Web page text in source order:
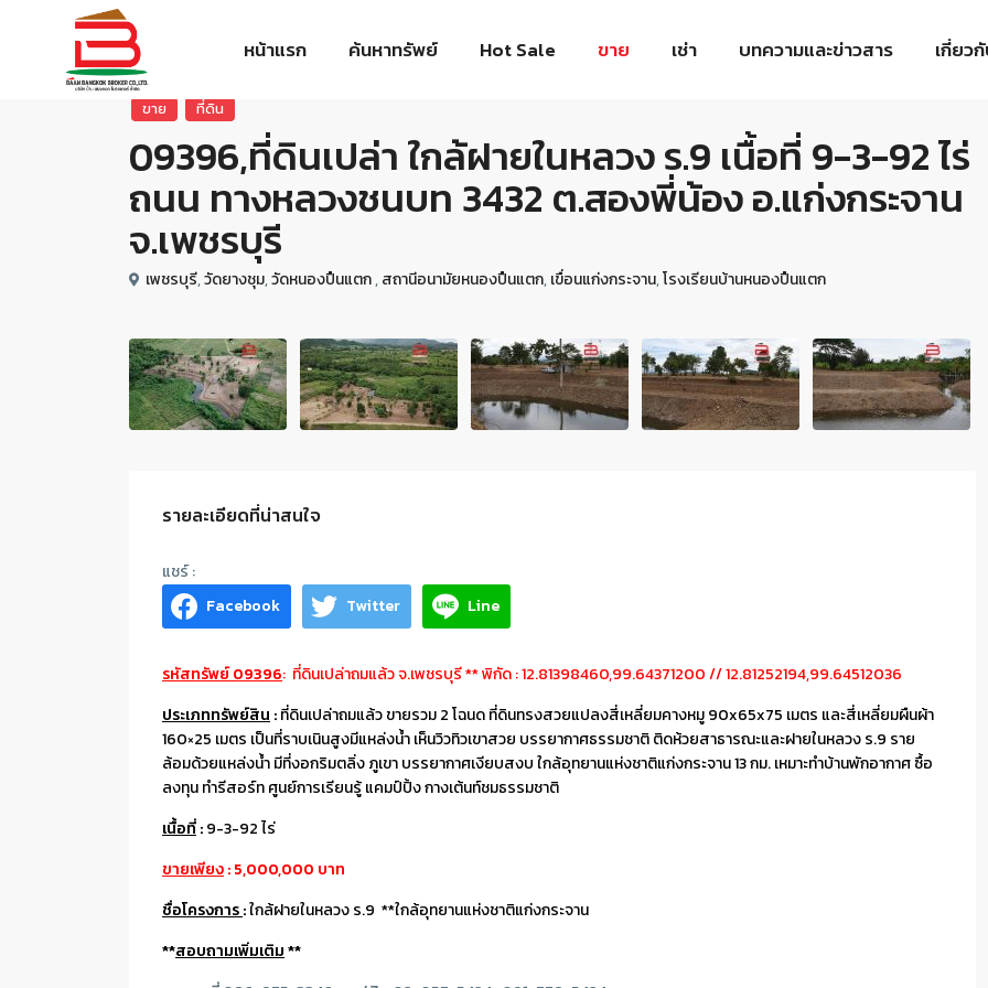
หน้าแรก ค้นหาทรัพย์ Hot Sale ขาย เช่า บทความและข่าวสาร เกี่ยว
ขาย ที่ดิน
09396,ที่ดินเปล่า ใกล้ฝายในหลวง ร.9 เนื้อที่ 9-3-92 ไร่
ถนน ทางหลวงชนบท 3432 ต.สองพี่น้อง อ.แก่งกระจาน
จ.เพชรบุรี
เพชรบุรี,วัดยางชุม,วัดหนองปืนแตก,สถานีอนามัยหนองปืนแตก,เขื่อนแก่งกระจาน,โรงเรียนบ้านหนองปืนแตก
รายละเอียดที่น่าสนใจ
Facebook Twitter Line
รหัสทรัพย์ 09396: ที่ดินเปล่าถมแล้ว จ.เพชรบุรี ** พิกัด : 12.81398460,99.64371200 // 12.81252194,99.64512036
ประเภททรัพย์สิน :ที่ดินเปล่าถมแล้ว ขายรวม 2 โฉนด ที่ดินทรงสวยแปลงสี่เหลี่ยมคางหมู 90x65x75 เมตร และสี่เหลี่ยมผืนผ้า
160×25 เมตร เป็นที่ราบเนินสูงมีแหล่งน้ำ เห็นวิวทิวเขาสวย บรรยากาศธรรมชาติ ติดห้วยสาธารณะและฝายในหลวง ร.9 ราย
ล้อมด้วยแหล่งน้ำ มีที่งอกริมตลิ่ง ภูเขา บรรยากาศเงียบสงบ ใกล้อุทยานแห่งชาติแก่งกระจาน 13 กม. เหมาะทำบ้านพักอากาศ ซื้อ
ลงทุน ทำรีสอร์ท ศูนย์การเรียนรู้ แคมป์ปิ้ง กางเต้นท์ชมธรรมชาติ
เนื้อที่:9-3-92 ไร่
ขายเพียง: 5,000,000 บาท
ชื่อโครงการ:ใกล้ฝายในหลวง ร.9 **ใกล้อุทยานแห่งชาติแก่งกระจาน
**สอบถามเพิ่มเติม**